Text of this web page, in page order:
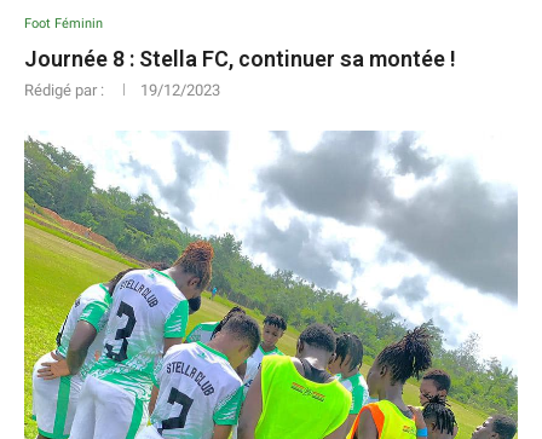
Foot Féminin
Journée 8 : Stella FC, continuer sa montée !
Rédigé par : 19/12/2023